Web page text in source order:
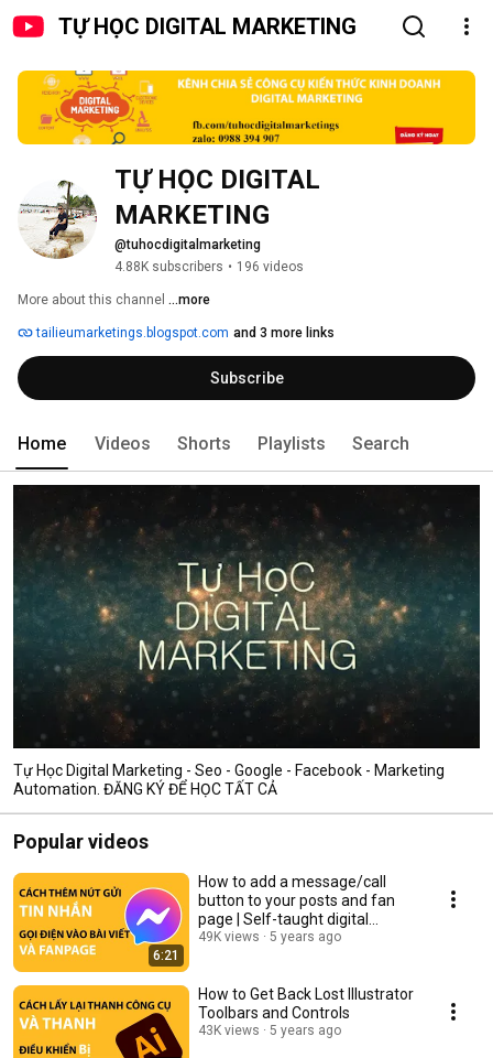
TỰ HỌC DIGITAL MARKETING
TỰ HỌC DIGITAL
MARKETING
@tuhocdigitalmarketing
4.88K subscribers • 196 videos
More about this channel ...more
tailieumarketings.blogspot.com and 3 more links
Subscribe
Home Videos Shorts Playlists Search
Tự Học Digital Marketing - Seo - Google - Facebook - Marketing
Automation. ĐĂNG KÝ ĐỂ HỌC TẤT CẢ
Popular videos
6:21
How to add a message/call
button to your posts and fan
page | Self-taught digital
marketing
49K views 5 years ago
How to Get Back Lost Illustrator
Toolbars and Controls
43K views 5 years ago